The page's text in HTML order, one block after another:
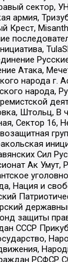
сектор,
армия,
Крест,
Атака,
народа г.
народа,
Штольц, В
Сектор 16,
Сил
Ак Умут,
Нация и
защиты
СССР
РСФСР